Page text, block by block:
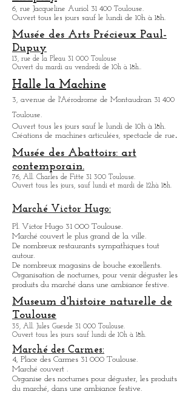
Histoire de l'aviateur Saint-
Exupéry
6, rue Jacqueline Auriol 31 400 Toulouse.
Ouvert tous les jours sauf le lundi de 10h à 18h.
Musée des Arts Précieux Paul-
Dupuy
13, rue de la Pleau 31 000 Toulouse
Ouvert du mardi au vendredi de 10h à 18h.
Halle la Machine
3, avenue de l'Aérodrome de Montaudran 31 400
Toulouse.
Ouvert tous les jours sauf le lundi de 10h à 18h.
Créations de machines articulées, spectacle de rue
Musée des Abattoirs: art
contemporain.
76, All. Charles de Fitte 31 300 Toulouse.
Ouvert tous les jours, sauf lundi et mardi de 12hà 18h.
Marché Victor Hugo:
Pl. Victor Hugo 31 000 Toulouse.
Marché couvert le plus grand de la ville.
De nombreux restaurants sympathiquestout
autour.
De nombreux magasins de bouche excellents.
Organisation de nocturnes, pour venir déguster les
produits du marché dans une ambiance festive.
Museum d'histoire naturelle de
Toulouse
35, All. Jules Guesde 31 000 Toulouse.
Ouvert tous les jours sauf lundi de 10h à 18h.
Marché des Carmes:
4, Place des Carmes 31 000 Toulouse.
Marché couvert .